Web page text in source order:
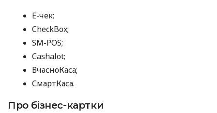
E-чек;
CheckBox;
SM-POS;
Cashalot;
ВчасноКаса;
СмартКаса.
Про бізнес-картки